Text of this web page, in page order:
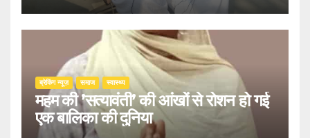
ब्रेकिंग न्यूज़ समाज स्वास्थ्य
महम की ’सत्यावंती’ की आंखों से रोशन हो गई
एक बालिका की दुनिया